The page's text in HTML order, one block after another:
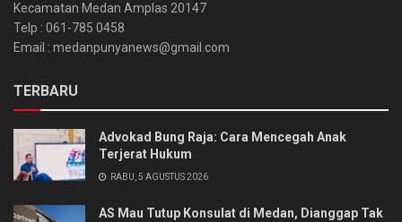
Kecamatan Medan Amplas 20147
Telp : 061-785 0458
Email : medanpunyanews@gmail.com
TERBARU
Advokad Bung Raja: Cara Mencegah Anak
Terjerat Hukum
RABU, 5 AGUSTUS 2026
AS Mau Tutup Konsulat di Medan, Dianggap Tak